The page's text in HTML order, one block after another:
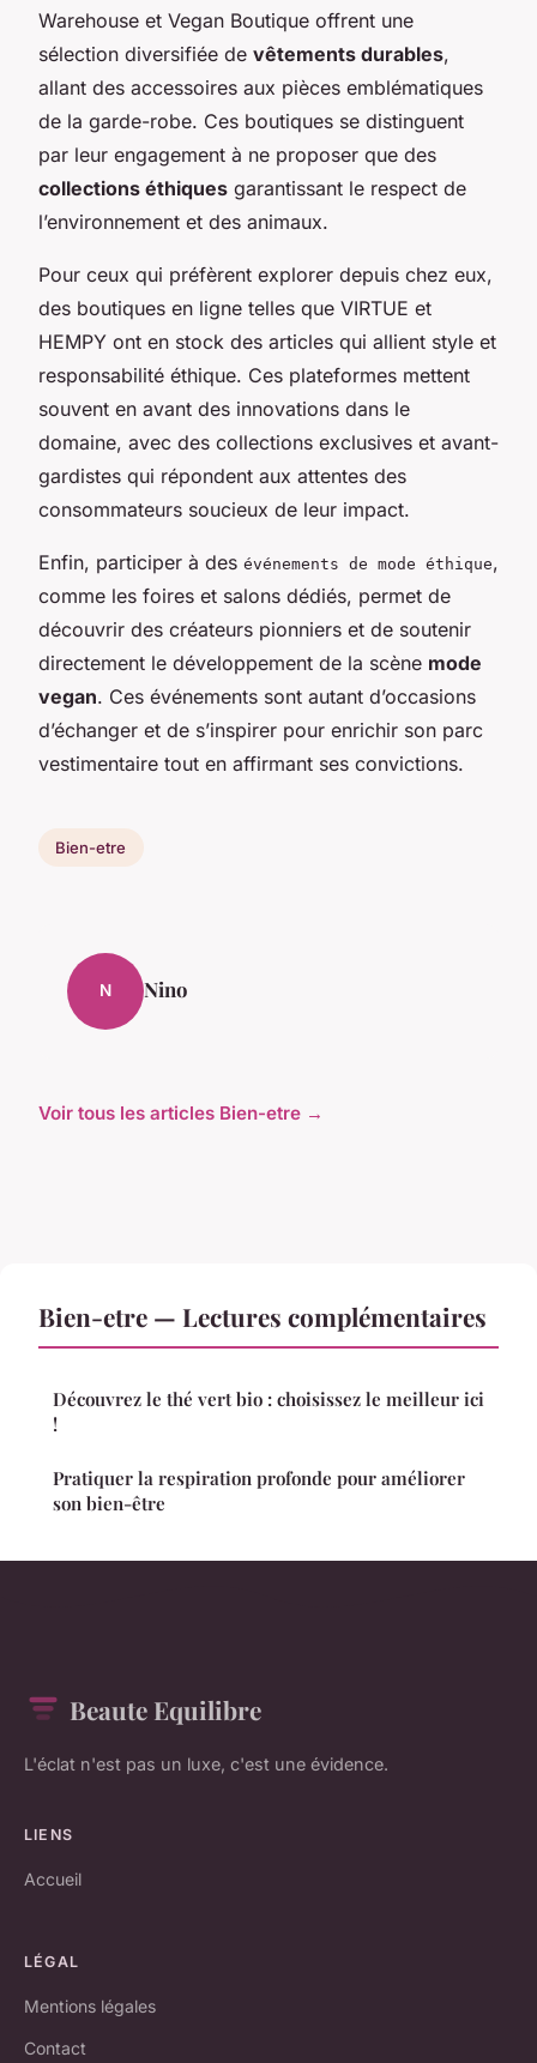
Warehouse et Vegan Boutique offrent une
sélection diversifiée de vêtements durables,
allant des accessoires aux pièces emblématiques
de la garde-robe. Ces boutiques se distinguent
par leur engagement à ne proposer que des
collections éthiques garantissant le respect de
l’environnement et des animaux.
Pour ceux qui préfèrent explorer depuis chez eux,
des boutiques en ligne telles que VIRTUE et
HEMPY ont en stock des articles qui allient style et
responsabilité éthique. Ces plateformes mettent
souvent en avant des innovations dans le
domaine, avec des collections exclusives et avant-
gardistes qui répondent aux attentes des
consommateurs soucieux de leur impact.
Enfin, participer à des événements de mode éthique,
comme les foires et salons dédiés, permet de
découvrir des créateurs pionniers et de soutenir
directement le développement de la scène mode
vegan. Ces événements sont autant d’occasions
d’échanger et de s’inspirer pour enrichir son parc
vestimentaire tout en affirmant ses convictions.
Bien-etre
N Nino
Voir tous les articles Bien-etre →
Bien-etre — Lectures complémentaires
Découvrez le thé vert bio : choisissez le meilleur ici
!
Pratiquer la respiration profonde pour améliorer
son bien-être
Beaute Equilibre
L'éclat n'est pas un luxe, c'est une évidence.
LIENS
Accueil
LÉGAL
Mentions légales
Contact